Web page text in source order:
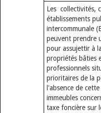
Les collectivités,
établissements
intercommunale
peuvent prendre
pour assujettir à
propriétés bâties
professionnels
prioritaires de la
l'absence de
immeubles
taxe foncière sur